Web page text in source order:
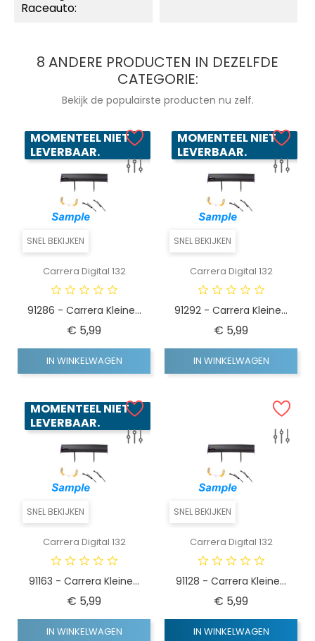
Raceauto:
8 ANDERE PRODUCTEN IN DEZELFDE
CATEGORIE:
Bekijk de populairste producten nu zelf.
SNEL BEKIJKEN
MOMENTEEL NIET
LEVERBAAR.
Carrera Digital 132
91286 - Carrera Kleine...
€ 5,99Prijs
IN WINKELWAGEN
SNEL BEKIJKEN
MOMENTEEL NIET
LEVERBAAR.
Carrera Digital 132
91292 - Carrera Kleine...
€ 5,99Prijs
IN WINKELWAGEN
SNEL BEKIJKEN
MOMENTEEL NIET
LEVERBAAR.
Carrera Digital 132
91163 - Carrera Kleine...
€ 5,99Prijs
IN WINKELWAGEN
SNEL BEKIJKEN
Carrera Digital 132
91128 - Carrera Kleine...
€ 5,99Prijs
IN WINKELWAGEN